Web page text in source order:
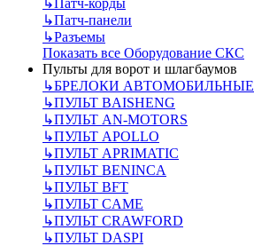
↳Патч-корды
↳Патч-панели
↳Разъемы
Показать все Оборудование СКС
Пульты для ворот и шлагбаумов
↳БРЕЛОКИ АВТОМОБИЛЬНЫЕ
↳ПУЛЬТ BAISHENG
↳ПУЛЬТ AN-MOTORS
↳ПУЛЬТ APOLLO
↳ПУЛЬТ APRIMATIC
↳ПУЛЬТ BENINCA
↳ПУЛЬТ BFT
↳ПУЛЬТ CAME
↳ПУЛЬТ CRAWFORD
↳ПУЛЬТ DASPI